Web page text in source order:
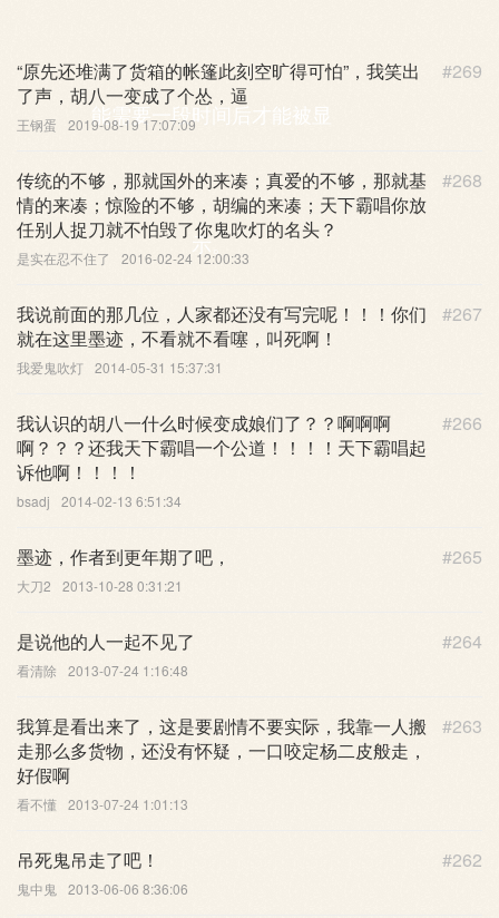
能需要一段时间后才能被显
示。
#269
“原先还堆满了货箱的帐篷此刻空旷得可怕”，我笑出
了声，胡八一变成了个怂，逼
王钢蛋 2019-08-19 17:07:09
#268
传统的不够，那就国外的来凑；真爱的不够，那就基
情的来凑；惊险的不够，胡编的来凑；天下霸唱你放
任别人捉刀就不怕毁了你鬼吹灯的名头？
是实在忍不住了 2016-02-24 12:00:33
#267
我说前面的那几位，人家都还没有写完呢！！！你们
就在这里墨迹，不看就不看噻，叫死啊！
我爱鬼吹灯 2014-05-31 15:37:31
#266
我认识的胡八一什么时候变成娘们了？？啊啊啊
啊？？？还我天下霸唱一个公道！！！！天下霸唱起
诉他啊！！！！
bsadj 2014-02-13 6:51:34
#265
墨迹，作者到更年期了吧，
大刀2 2013-10-28 0:31:21
#264
是说他的人一起不见了
看清除 2013-07-24 1:16:48
#263
我算是看出来了，这是要剧情不要实际，我靠一人搬
走那么多货物，还没有怀疑，一口咬定杨二皮般走，
好假啊
看不懂 2013-07-24 1:01:13
#262
吊死鬼吊走了吧！
鬼中鬼 2013-06-06 8:36:06